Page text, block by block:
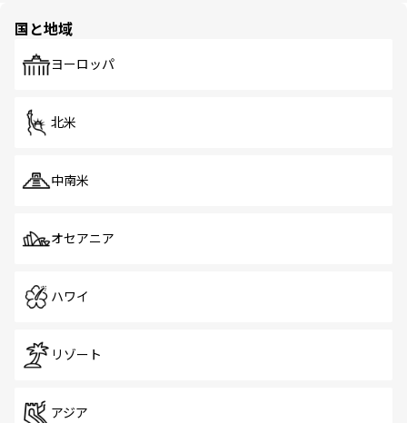
で、ホーカーズは地元の風情を楽しめる外せないスポット
国と地域
ヨーロッパ
北米
中南米
オセアニア
ハワイ
リゾート
アジア